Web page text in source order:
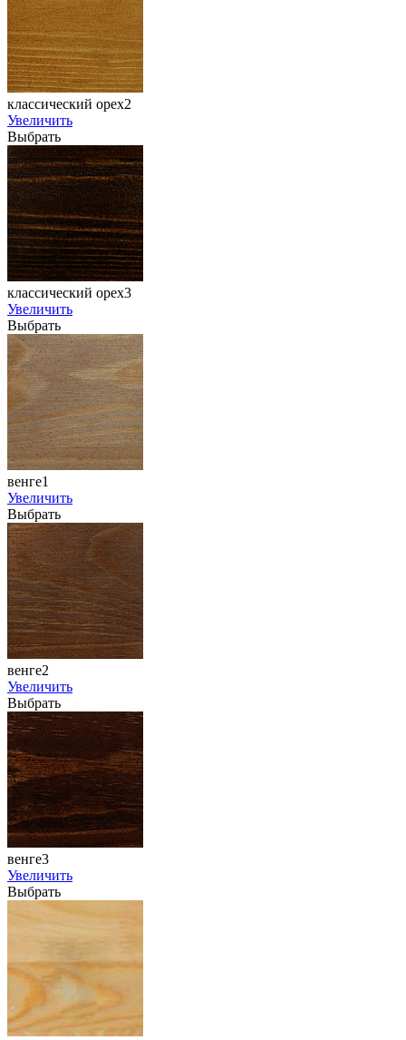
классический орех2
Увеличить
Выбрать
классический орех3
Увеличить
Выбрать
венге1
Увеличить
Выбрать
венге2
Увеличить
Выбрать
венге3
Увеличить
Выбрать